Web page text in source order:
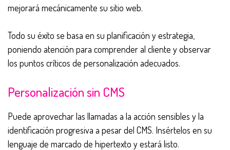
mejorará mecánicamente su sitio web.
Todo su éxito se basa en su planificación y estrategia,
poniendo atención para comprender al cliente y observar
los puntos críticos de personalización adecuados.
Personalización sin CMS
Puede aprovechar las llamadas a la acción sensibles y la
identificación progresiva a pesar del CMS. Insértelos en su
lenguaje de marcado de hipertexto y estará listo.